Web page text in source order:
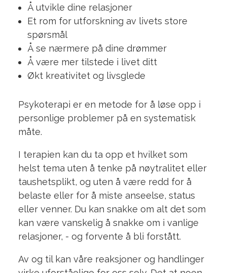
Å utvikle dine relasjoner
Et rom for utforskning av livets store
spørsmål
Å se nærmere på dine drømmer
Å være mer tilstede i livet ditt
Økt kreativitet og livsglede
Psykoterapi er en metode for å løse opp i
personlige problemer på en systematisk
måte.
I terapien kan du ta opp et hvilket som
helst tema uten å tenke på nøytralitet eller
taushetsplikt, og uten å være redd for å
belaste eller for å miste anseelse, status
eller venner. Du kan snakke om alt det som
kan være vanskelig å snakke om i vanlige
relasjoner, - og forvente å bli forstått.
Av og til kan våre reaksjoner og handlinger